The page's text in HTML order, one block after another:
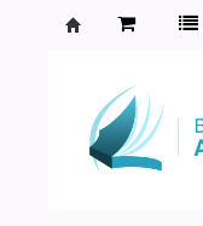
Agamenon
Magalhães